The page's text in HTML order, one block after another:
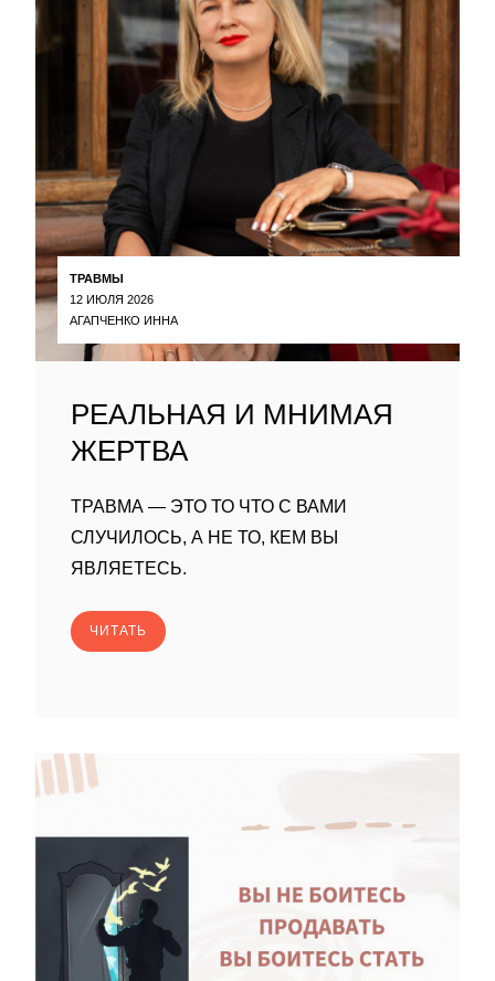
ТРАВМЫ
12 ИЮЛЯ 2026
АГАПЧЕНКО ИННА
РЕАЛЬНАЯ И МНИМАЯ
ЖЕРТВА
ТРАВМА — ЭТО ТО ЧТО С ВАМИ
СЛУЧИЛОСЬ, А НЕ ТО, КЕМ ВЫ
ЯВЛЯЕТЕСЬ.
ЧИТАТЬ